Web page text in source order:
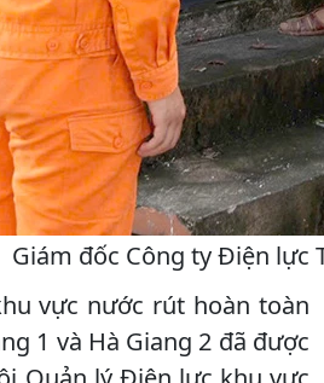
Giám đốc Công ty Điện lực
vực nước rút hoàn toàn
1 và Hà Giang 2 đã được